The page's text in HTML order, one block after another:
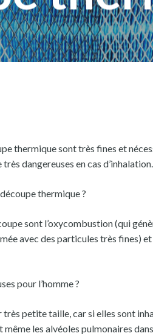
thermique sont très fines et
dangereuses en cas d’inhalation.
thermique ?
sont l’oxycombustion (qui
avec des particules très fines)
pour l’homme ?
très petite taille, car si elles sont
les alvéoles pulmonaires